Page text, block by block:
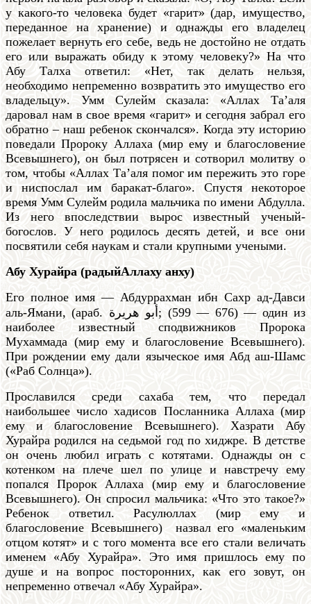
у какого-то человека будет «гарит» (дар, имущество,
переданное на хранение) и однажды его владелец
пожелает вернуть его себе, ведь не достойно не отдать
его или выражать обиду к этому человеку?» На что
Абу Талха ответил: «Нет, так делать нельзя,
необходимо непременно возвратить это имущество его
владельцу». Умм Сулейм сказала: «Аллах Та’аля
даровал нам в свое время «гарит» и сегодня забрал его
обратно – наш ребенок скончался». Когда эту историю
поведали Пророку Аллаха (мир ему и благословение
Всевышнего), он был потрясен и сотворил молитву о
том, чтобы «Аллах Та’аля помог им пережить это горе
и ниспослал им баракат-благо». Спустя некоторое
время Умм Сулейм родила мальчика по имени Абдулла.
Из него впоследствии вырос известный ученый-
богослов. У него родилось десять детей, и все они
посвятили себя наукам и стали крупными учеными.
Абу Хурайра (радыйАллаху анху)
Его полное имя — Абдуррахман ибн Сахр ад-Давси
аль-Ямани, (араб. أبو هريرة‎‎; (599 — 676) — один из
наиболее известный сподвижников Пророка
Мухаммада (мир ему и благословение Всевышнего).
При рождении ему дали языческое имя Абд аш-Шамс
(«Раб Солнца»).
Прославился среди сахаба тем, что передал
наибольшее число хадисов Посланника Аллаха (мир
ему и благословение Всевышнего). Хазрати Абу
Хурайра родился на седьмой год по хиджре. В детстве
он очень любил играть с котятами. Однажды он с
котенком на плече шел по улице и навстречу ему
попался Пророк Аллаха (мир ему и благословение
Всевышнего). Он спросил мальчика: «Что это такое?»
Ребенок ответил. Расулюллах (мир ему и
благословение Всевышнего) назвал его «маленьким
отцом котят» и с того момента все его стали величать
именем «Абу Хурайра». Это имя пришлось ему по
душе и на вопрос посторонних, как его зовут, он
непременно отвечал «Абу Хурайра».